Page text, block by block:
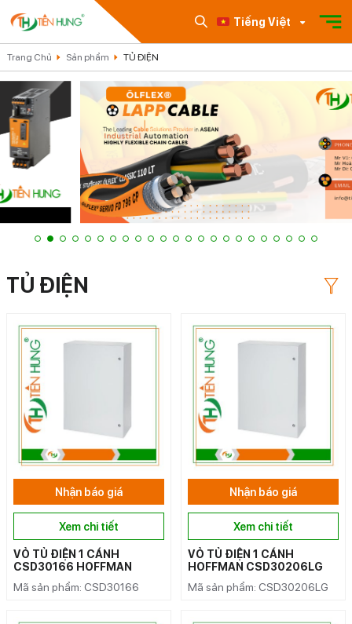
Tiếng Việt
Trang Chủ Sản phẩm TỦ ĐIỆN
TỦ ĐIỆN
Nhận báo giá
Xem chi tiết
VỎ TỦ ĐIỆN 1 CÁNH
CSD30166 HOFFMAN
Mã sản phẩm: CSD30166
Nhận báo giá
Xem chi tiết
VỎ TỦ ĐIỆN 1 CÁNH
HOFFMAN CSD30206LG
Mã sản phẩm: CSD30206LG